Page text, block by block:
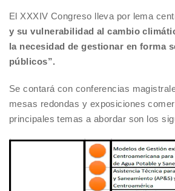
El XXXIV Congreso lleva por lema
y su vulnerabilidad al cambio
la necesidad de gestionar en forma
públicos”.
Se contará con conferencias
mesas redondas y exposiciones
principales temas a abordar son los